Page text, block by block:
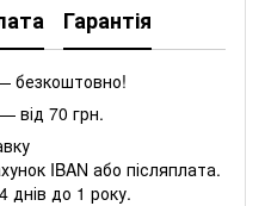
Гарантія
безкоштовно!
від 70 грн.
IBAN або післяплата.
днів до 1 року.